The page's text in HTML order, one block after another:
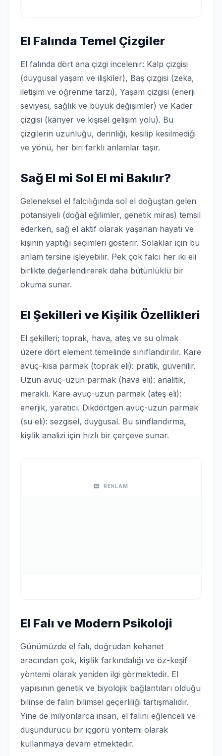
El Falında Temel Çizgiler
El falında dört ana çizgi incelenir: Kalp çizgisi
(duygusal yaşam ve ilişkiler), Baş çizgisi (zeka,
iletişim ve öğrenme tarzı), Yaşam çizgisi (enerji
seviyesi, sağlık ve büyük değişimler) ve Kader
çizgisi (kariyer ve kişisel gelişim yolu). Bu
çizgilerin uzunluğu, derinliği, kesilip kesilmediği
ve yönü, her biri farklı anlamlar taşır.
Sağ El mi Sol El mi Bakılır?
Geleneksel el falcılığında sol el doğuştan gelen
potansiyeli (doğal eğilimler, genetik miras) temsil
ederken, sağ el aktif olarak yaşanan hayatı ve
kişinin yaptığı seçimleri gösterir. Solaklar için bu
anlam tersine işleyebilir. Pek çok falcı her iki eli
birlikte değerlendirerek daha bütünlüklü bir
okuma sunar.
El Şekilleri ve Kişilik Özellikleri
El şekilleri; toprak, hava, ateş ve su olmak
üzere dört element temelinde sınıflandırılır. Kare
avuç-kısa parmak (toprak eli): pratik, güvenilir.
Uzun avuç-uzun parmak (hava eli): analitik,
meraklı. Kare avuç-uzun parmak (ateş eli):
enerjik, yaratıcı. Dikdörtgen avuç-uzun parmak
(su eli): sezgisel, duygusal. Bu sınıflandırma,
kişilik analizi için hızlı bir çerçeve sunar.
REKLAM
El Falı ve Modern Psikoloji
Günümüzde el falı, doğrudan kehanet
aracından çok, kişilik farkındalığı ve öz-keşif
yöntemi olarak yeniden ilgi görmektedir. El
yapısının genetik ve biyolojik bağlantıları olduğu
bilinse de falın bilimsel geçerliliği tartışmalıdır.
Yine de milyonlarca insan, el falını eğlenceli ve
düşündürücü bir içgörü yöntemi olarak
kullanmaya devam etmektedir.